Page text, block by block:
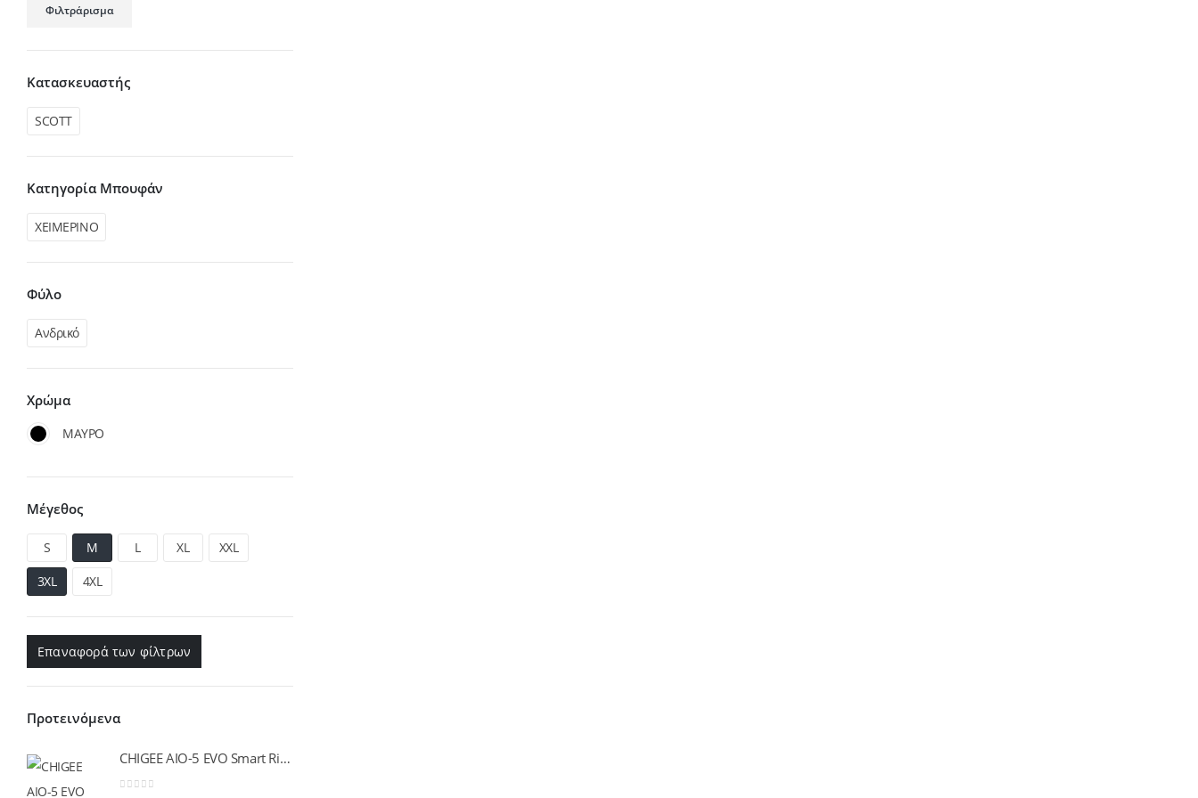
Φιλτράρισμα
Κατασκευαστής
SCOTT
Κατηγορία Μπουφάν
ΧΕΙΜΕΡΙΝΟ
Φύλο
Ανδρικό
Χρώμα
ΜΑΥΡΟ
Μέγεθος
S M L XL
XXL
3XL
4XL
Επαναφορά των φίλτρων
Προτεινόμενα
CHIGEE AIO-5 EVO Smart Riding Display